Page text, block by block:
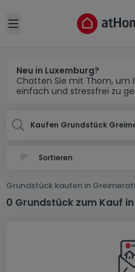
Open sidebar
Neu in Luxemburg?
Chatten Sie mit Thom, um
einfach und stressfrei zu
Kaufen Grundstück
Grundstück kaufen in
0 Grundstück zum Kauf
Abbrechen